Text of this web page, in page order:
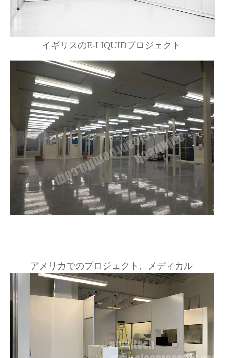
イギリスのE-LIQUIDプロジェクト
アメリカでのプロジェクト、メディカル